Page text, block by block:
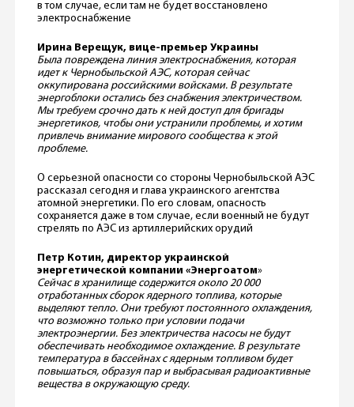
в том случае, если там не будет восстановлено
электроснабжение
Ирина Верещук, вице-премьер Украины
Была повреждена линия электроснабжения, которая
идет к Чернобыльской АЭС, которая сейчас
оккупирована российскими войсками. В результате
энергоблоки остались без снабжения электричеством.
Мы требуем срочно дать к ней доступ для бригады
энергетиков, чтобы они устранили проблемы, и хотим
привлечь внимание мирового сообщества к этой
проблеме.
О серьезной опасности со стороны Чернобыльской АЭС
рассказал сегодня и глава украинского агентства
атомной энергетики. По его словам, опасность
сохраняется даже в том случае, если военный не будут
стрелять по АЭС из артиллерийских орудий
Петр Котин, директор украинской
энергетической компании «Энергоатом»
Сейчас в хранилище содержится около 20 000
отработанных сборок ядерного топлива, которые
выделяют тепло. Они требуют постоянного охлаждения,
что возможно только при условии подачи
электроэнергии. Без электричества насосы не будут
обеспечивать необходимое охлаждение. В результате
температура в бассейнах с ядерным топливом будет
повышаться, образуя пар и выбрасывая радиоактивные
вещества в окружающую среду.